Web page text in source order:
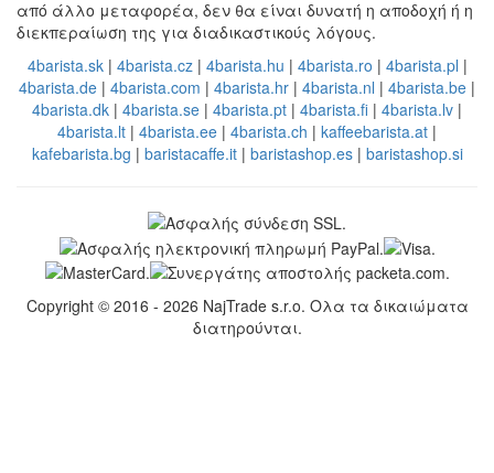
από άλλο μεταφορέα, δεν θα είναι δυνατή η αποδοχή ή η
διεκπεραίωση της για διαδικαστικούς λόγους.
4barista.sk| 4barista.cz| 4barista.hu | 4barista.ro | 4barista.pl |
4barista.de | 4barista.com | 4barista.hr | 4barista.nl | 4barista.be |
4barista.dk | 4barista.se | 4barista.pt | 4barista.fi | 4barista.lv |
4barista.lt | 4barista.ee | 4barista.ch | kaffeebarista.at |
kafebarista.bg | baristacaffe.it| baristashop.es| baristashop.si
Copyright © 2016 - 2026 NajTrade s.r.o. Ολα τα δικαιώματα
διατηρούνται.